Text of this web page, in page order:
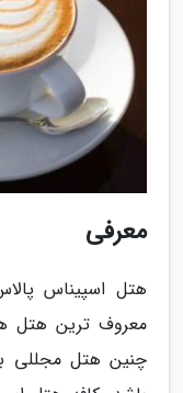
معرفی
هتل اسپیناس
معروف ترین هتل
چنین هتل مجللی